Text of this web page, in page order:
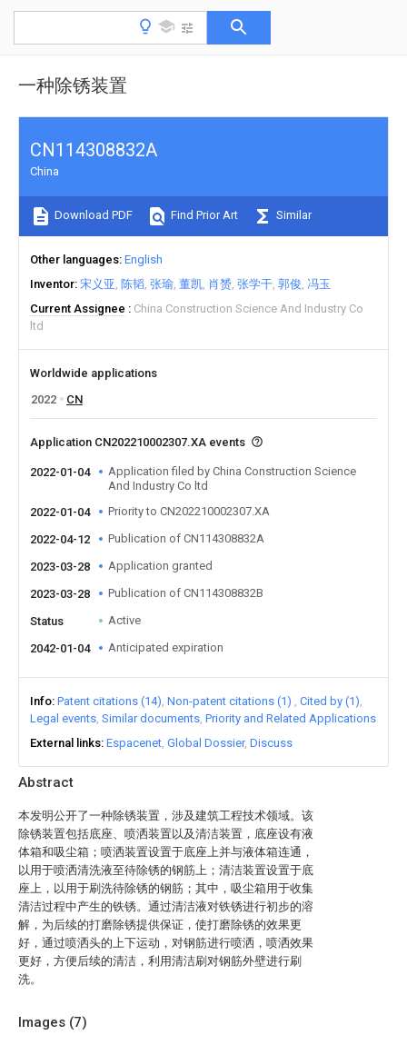
一种除锈装置
Abstract
本发明公开了一种除锈装置，涉及建筑工程技术领域。该
除锈装置包括底座、喷洒装置以及清洁装置，底座设有液
体箱和吸尘箱；喷洒装置设置于底座上并与液体箱连通，
以用于喷洒清洗液至待除锈的钢筋上；清洁装置设置于底
座上，以用于刷洗待除锈的钢筋；其中，吸尘箱用于收集
清洁过程中产生的铁锈。通过清洁液对铁锈进行初步的溶
解，为后续的打磨除锈提供保证，使打磨除锈的效果更
好，通过喷洒头的上下运动，对钢筋进行喷洒，喷洒效果
更好，方便后续的清洁，利用清洁刷对钢筋外壁进行刷
洗。
Images (7)
CN114308832A
China
Download PDF Find Prior Art Similar
Other languages English
Inventor 宋义亚 陈韬 张瑜 董凯 肖赟 张学干 郭俊 冯玉
Current Assignee
China Construction Science And Industry Co
ltd
Worldwide applications
2022
CN
Application CN202210002307.XA events
2022-01-04
Application filed by China Construction Science
And Industry Co ltd
2022-01-04
Priority to CN202210002307.XA
2022-04-12 Publication of CN114308832A
2023-03-28 Application granted
2023-03-28 Publication of CN114308832B
Status Active
2042-01-04 Anticipated expiration
Info Patent citations (14) Non-patent citations (1)
Cited by (1)
Legal events Similar documents Priority and Related Applications
External links Espacenet Global Dossier Discuss